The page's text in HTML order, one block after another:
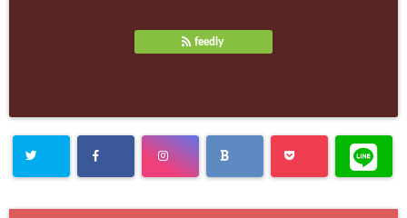
feedly